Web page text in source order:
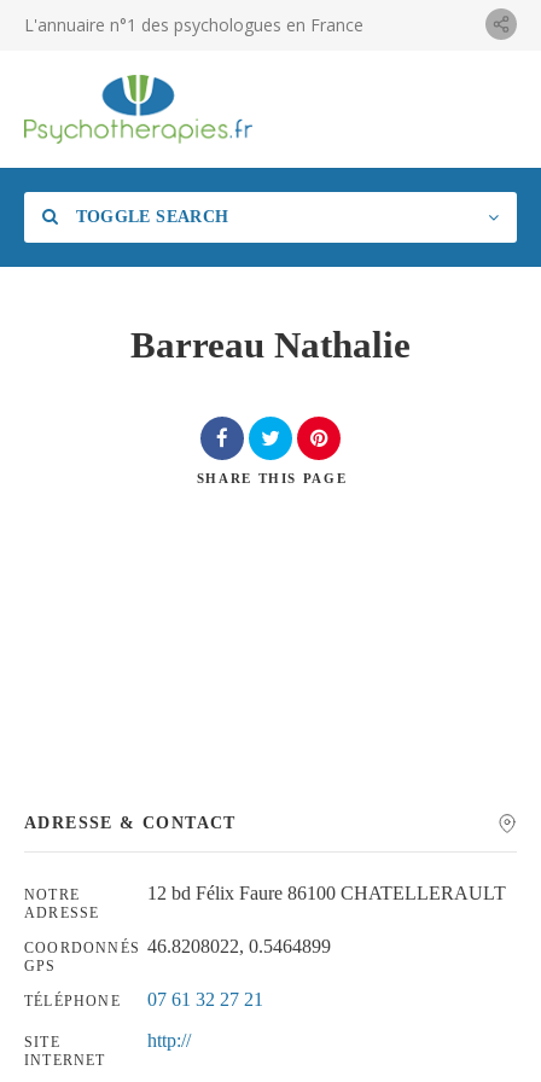
L'annuaire n°1 des psychologues en France
TOGGLE SEARCH
Barreau Nathalie
SHARE THIS PAGE
ADRESSE & CONTACT
NOTRE
ADRESSE
12 bd Félix Faure 86100 CHATELLERAULT
COORDONNÉS
GPS
46.8208022, 0.5464899
TÉLÉPHONE 07 61 32 27 21
SITE
INTERNET
http://